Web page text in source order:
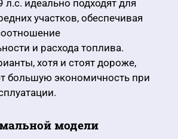
идеально подходят для
участков, обеспечивая
и расхода топлива.
хотя и стоят дороже,
большую экономичность при
модели